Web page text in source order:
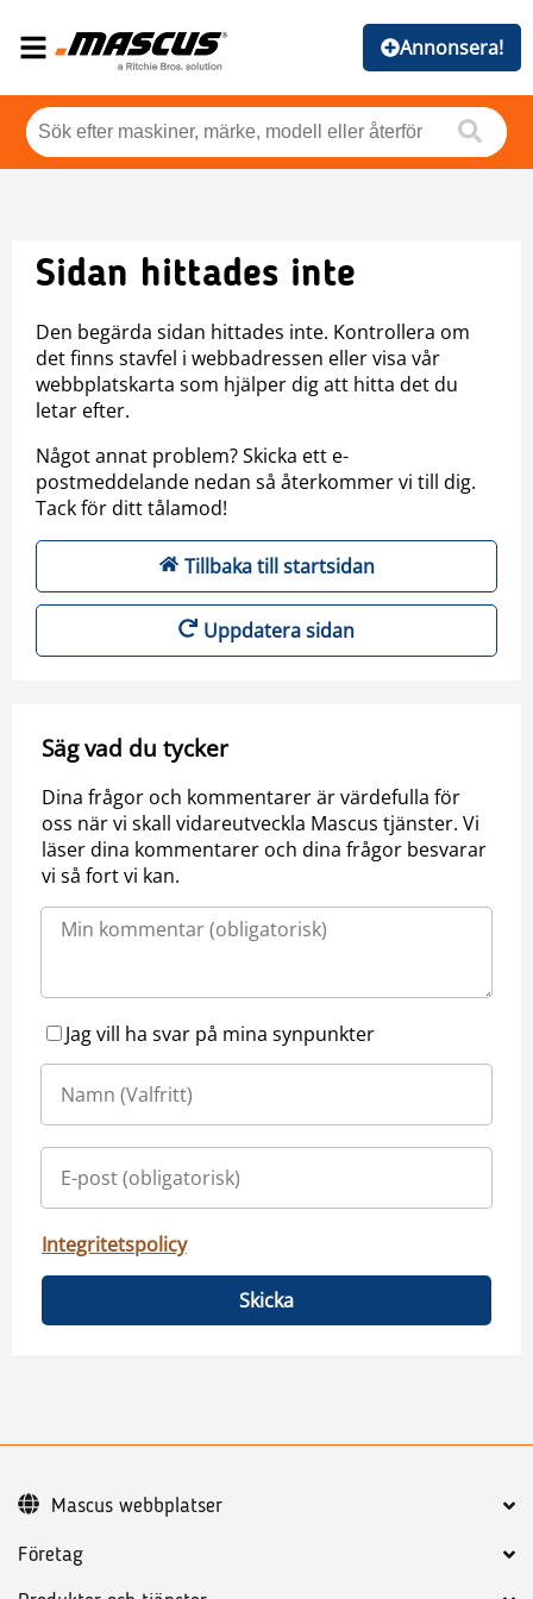
Annonsera!
Sidan hittades inte
Den begärda sidan hittades inte. Kontrollera om
det finns stavfel i webbadressen eller visa vår
webbplatskarta som hjälper dig att hitta det du
letar efter.
Något annat problem? Skicka ett e-
postmeddelande nedan så återkommer vi till dig.
Tack för ditt tålamod!
Tillbaka till startsidan
Uppdatera sidan
Säg vad du tycker
Dina frågor och kommentarer är värdefulla för
oss när vi skall vidareutveckla Mascus tjänster. Vi
läser dina kommentarer och dina frågor besvarar
vi så fort vi kan.
Jag vill ha svar på mina synpunkter
Integritetspolicy
Skicka
Företag
Mascus webbplatser